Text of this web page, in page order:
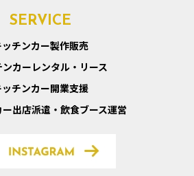
SERVICE
ッチンカー製作販売
ンカーレンタル・リース
ッチンカー開業支援
出店派遣・飲食ブース運営